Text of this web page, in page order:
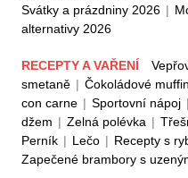
Svátky a prázdniny 2026 |
alternativy 2026
RECEPTY A VAŘENÍ
smetaně | Čokoládové
con carne | Sportovní nápoj |
džem | Zelná polévka |
Perník | Lečo | Recepty s
Zapečené brambory s